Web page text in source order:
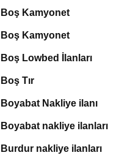
Boş Kamyonet
Boş Kamyonet
Boş Lowbed İlanları
Boş Tır
Boyabat Nakliye ilanı
Boyabat nakliye ilanları
Burdur nakliye ilanları